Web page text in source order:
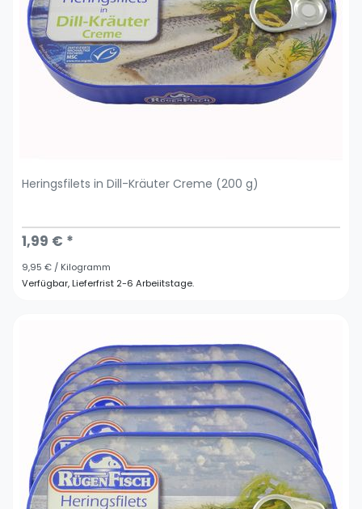
Heringsfilets in Dill-Kräuter Creme (200 g)
1,99 € *
9,95 € / Kilogramm
Verfügbar, Lieferfrist 2-6 Arbeiitstage.